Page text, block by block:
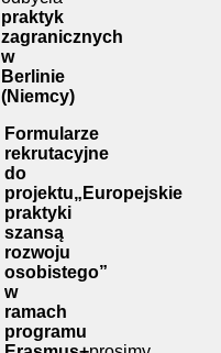
praktyk
zagranicznych
w
Berlinie
(Niemcy)
Formularze
rekrutacyjne
do
projektu„Europejskie
praktyki
szansą
rozwoju
osobistego”
w
ramach
programu